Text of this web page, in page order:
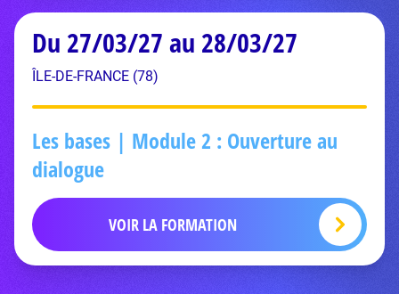
Du 27/03/27 au 28/03/27
ÎLE-DE-FRANCE (78)
Les bases | Module 2 : Ouverture au
dialogue
VOIR LA FORMATION